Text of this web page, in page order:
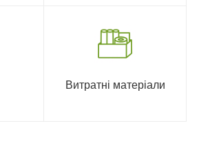
Витратні матеріали